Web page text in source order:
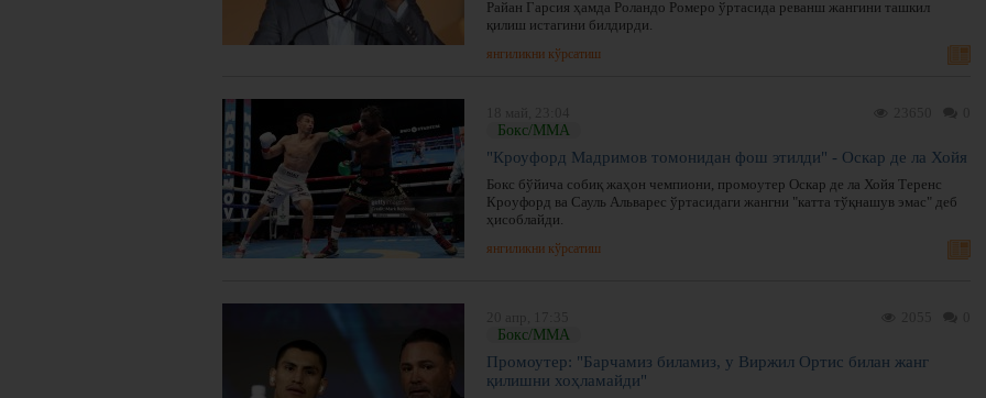
Райан Гарсия ҳамда Роландо Ромеро ўртасида реванш жангини ташкил
қилиш истагини билдирди.
янгиликни кўрсатиш
Бокс/ММА
"Кроуфорд Мадримов томонидан фош этилди" - Оскар де ла Хойя
Бокс бўйича собиқ жаҳон чемпиони, промоутер Оскар де ла Хойя Теренс
Кроуфорд ва Сауль Альварес ўртасидаги жангни "катта тўқнашув эмас" деб
ҳисоблайди.
янгиликни кўрсатиш
Бокс/ММА
Промоутер: "Барчамиз биламиз, у Виржил Ортис билан жанг
қилишни хоҳламайди"